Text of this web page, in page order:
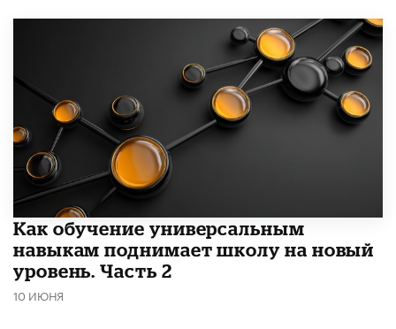
​Как обучение универсальным
навыкам поднимает школу на новый
уровень. Часть 2
10 ИЮНЯ